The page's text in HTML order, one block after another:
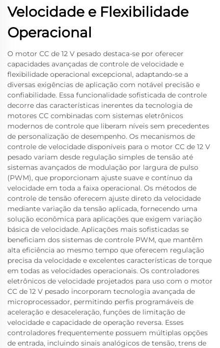
Velocidade e Flexibilidade
Operacional
O motor CC de 12 V pesado destaca-se por oferecer
capacidades avançadas de controle de velocidade e
flexibilidade operacional excepcional, adaptando-se a
diversas exigências de aplicação com notável precisão e
confiabilidade. Essa funcionalidade sofisticada de controle
decorre das características inerentes da tecnologia de
motores CC combinadas com sistemas eletrônicos
modernos de controle que liberam níveis sem precedentes
de personalização de desempenho. Os mecanismos de
controle de velocidade disponíveis para o motor CC de 12 V
pesado variam desde regulação simples de tensão até
sistemas avançados de modulação por largura de pulso
(PWM), que proporcionam ajuste suave e contínuo da
velocidade em toda a faixa operacional. Os métodos de
controle de tensão oferecem ajuste direto da velocidade
mediante variação da tensão aplicada, fornecendo uma
solução econômica para aplicações que exigem variação
básica de velocidade. Aplicações mais sofisticadas se
beneficiam dos sistemas de controle PWM, que mantêm
alta eficiência ao mesmo tempo que oferecem regulação
precisa da velocidade e excelentes características de torque
em todas as velocidades operacionais. Os controladores
eletrônicos de velocidade projetados para uso com o motor
CC de 12 V pesado incorporam tecnologia avançada de
microprocessador, permitindo perfis programáveis de
aceleração e desaceleração, funções de limitação de
velocidade e capacidade de operação reversa. Esses
controladores frequentemente possuem múltiplas opções
de entrada, incluindo sinais analógicos de tensão, trens de